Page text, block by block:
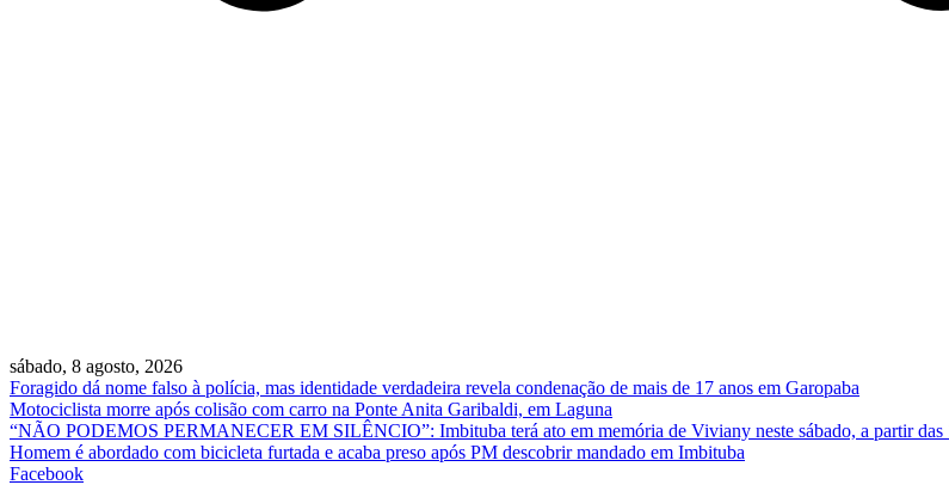
sábado, 8 agosto, 2026
Foragido dá nome falso à polícia, mas identidade verdadeira revela condenação de mais de 17 anos em Garopaba
Motociclista morre após colisão com carro na Ponte Anita Garibaldi, em Laguna
“NÃO PODEMOS PERMANECER EM SILÊNCIO”: Imbituba terá ato em memória de Viviany neste sábado, a partir das
Homem é abordado com bicicleta furtada e acaba preso após PM descobrir mandado em Imbituba
Facebook